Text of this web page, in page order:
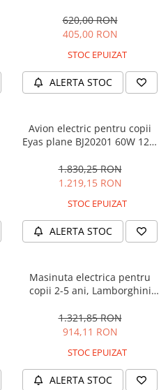
620,00 RON
405,00 RON
STOC EPUIZAT
ALERTA STOC
Avion electric pentru copii
Eyas plane BJ20201 60W 12V,
1.830,25 RON
1.219,15 RON
STOC EPUIZAT
ALERTA STOC
Masinuta electrica pentru
copii 2-5 ani, Lamborghini
12V, galbena
1.321,85 RON
914,11 RON
STOC EPUIZAT
ALERTA STOC